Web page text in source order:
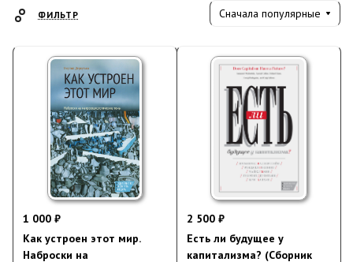
ФИЛЬТР Сначала популярные
1 000 ₽
Как устроен этот мир.
Наброски на
2 500 ₽
Есть ли будущее у
капитализма? (Сборник